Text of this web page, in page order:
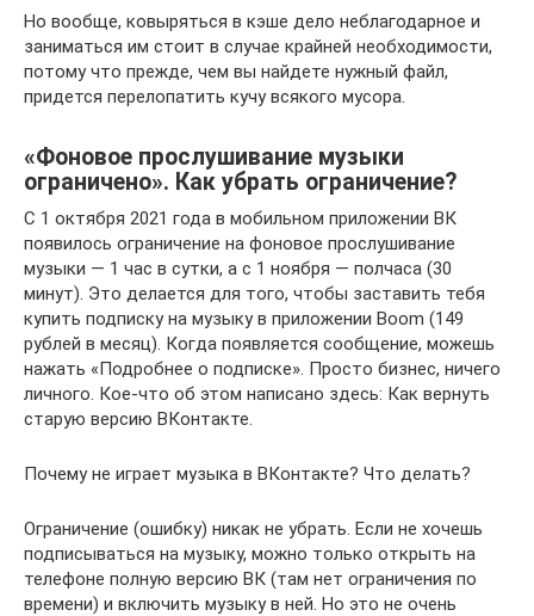
Но вообще, ковыряться в кэше дело неблагодарное и
заниматься им стоит в случае крайней необходимости,
потому что прежде, чем вы найдете нужный файл,
придется перелопатить кучу всякого мусора.
«Фоновое прослушивание музыки
ограничено». Как убрать ограничение?
С 1 октября 2021 года в мобильном приложении ВК
появилось ограничение на фоновое прослушивание
музыки — 1 час в сутки, а с 1 ноября — полчаса (30
минут). Это делается для того, чтобы заставить тебя
купить подписку на музыку в приложении Boom (149
рублей в месяц). Когда появляется сообщение, можешь
нажать «Подробнее о подписке». Просто бизнес, ничего
личного. Кое-что об этом написано здесь: Как вернуть
старую версию ВКонтакте.
Почему не играет музыка в ВКонтакте? Что делать?
Ограничение (ошибку) никак не убрать. Если не хочешь
подписываться на музыку, можно только открыть на
телефоне полную версию ВК (там нет ограничения по
времени) и включить музыку в ней. Но это не очень